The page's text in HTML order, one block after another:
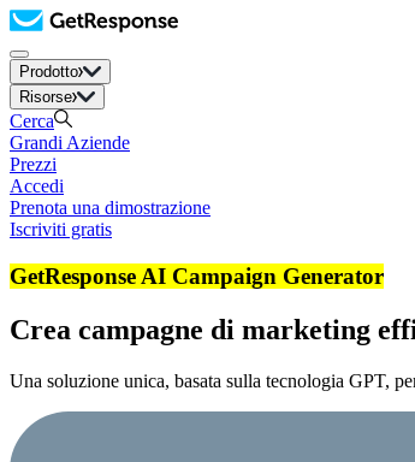
Prodotto
Risorse
Cerca
Grandi Aziende
Prezzi
Accedi
Prenota una dimostrazione
Iscriviti gratis
GetResponse AI Campaign Generator
Crea campagne di marketing
Una soluzione unica, basata sulla tecnologia GPT,